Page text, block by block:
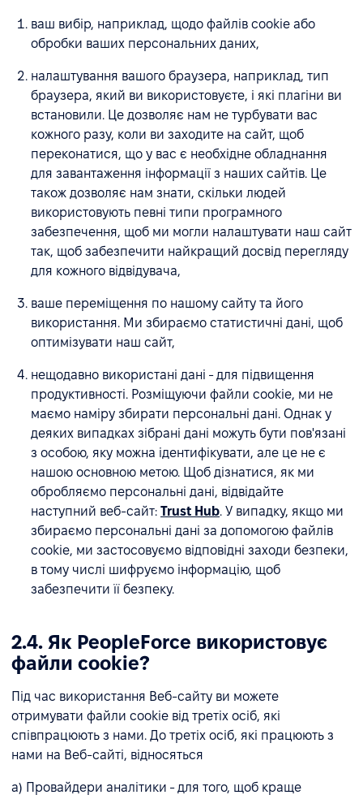
ваш вибір, наприклад, щодо файлів cookie або
обробки ваших персональних даних,
налаштування вашого браузера, наприклад, тип
браузера, який ви використовуєте, і які плагіни ви
встановили. Це дозволяє нам не турбувати вас
кожного разу, коли ви заходите на сайт, щоб
переконатися, що у вас є необхідне обладнання
для завантаження інформації з наших сайтів. Це
також дозволяє нам знати, скільки людей
використовують певні типи програмного
забезпечення, щоб ми могли налаштувати наш сайт
так, щоб забезпечити найкращий досвід перегляду
для кожного відвідувача,
ваше переміщення по нашому сайту та його
використання. Ми збираємо статистичні дані, щоб
оптимізувати наш сайт,
нещодавно використані дані - для підвищення
продуктивності. Розміщуючи файли cookie, ми не
маємо наміру збирати персональні дані. Однак у
деяких випадках зібрані дані можуть бути пов'язані
з особою, яку можна ідентифікувати, але це не є
нашою основною метою. Щоб дізнатися, як ми
обробляємо персональні дані, відвідайте
наступний веб-сайт: Trust Hub. У випадку, якщо ми
збираємо персональні дані за допомогою файлів
cookie, ми застосовуємо відповідні заходи безпеки,
в тому числі шифруємо інформацію, щоб
забезпечити її безпеку.
2.4. Як PeopleForce використовує
файли cookie?
Під час використання Веб-сайту ви можете
отримувати файли cookie від третіх осіб, які
співпрацюють з нами. До третіх осіб, які працюють з
нами на Веб-сайті, відносяться
a) Провайдери аналітики - для того, щоб краще